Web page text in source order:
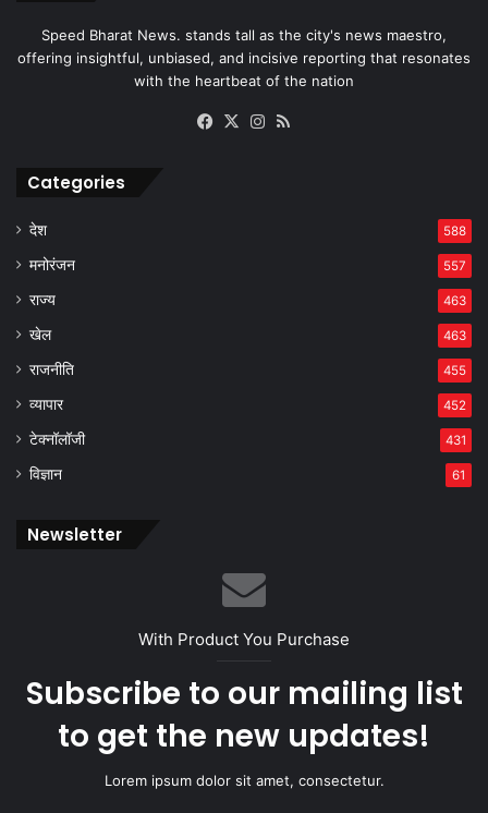
Speed Bharat News. stands tall as the city's news maestro,
offering insightful, unbiased, and incisive reporting that resonates
with the heartbeat of the nation
Facebook
X Instagram
Categories
देश 588
मनोरंजन 557
राज्य 463
खेल 463
राजनीति 455
व्यापार 452
टेक्नॉलॉजी 431
विज्ञान 61
Newsletter
With Product You Purchase
Subscribe to our mailing list
to get the new updates!
Lorem ipsum dolor sit amet, consectetur.